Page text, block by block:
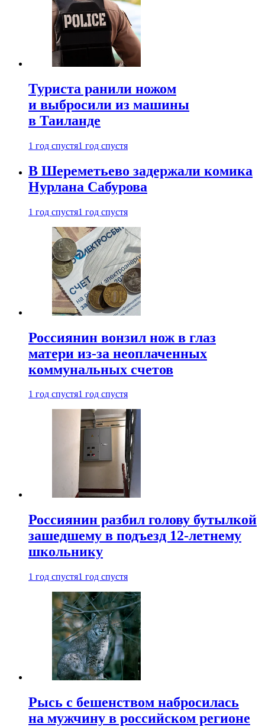
Туриста ранили ножом
и выбросили из машины
в Таиланде
1 год спустя1 год спустя
В Шереметьево задержали комика
Нурлана Сабурова
1 год спустя1 год спустя
Россиянин вонзил нож в глаз
матери из-за неоплаченных
коммунальных счетов
1 год спустя1 год спустя
Россиянин разбил голову бутылкой
зашедшему в подъезд 12-летнему
школьнику
1 год спустя1 год спустя
Рысь с бешенством набросилась
на мужчину в российском регионе